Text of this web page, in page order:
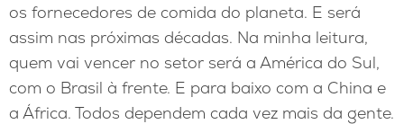
os fornecedores de comida do planeta. E será
assim nas próximas décadas. Na minha leitura,
quem vai vencer no setor será a América do Sul,
com o Brasil à frente. E para baixo com a China e
a África. Todos dependem cada vez mais da gente.